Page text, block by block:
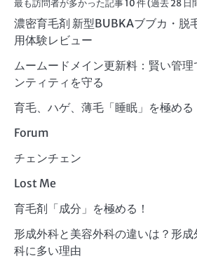
最も訪問者が多かった記事 10 件 (過去 28 日
濃密育毛剤 新型BUBKAブブカ・脱
用体験レビュー
ムームードメイン更新料：賢い管
ンティティを守る
育毛、ハゲ、薄毛「睡眠」を極める
Forum
チェンチェン
Lost Me
育毛剤「成分」を極める！
形成外科と美容外科の違いは？形
科に多い理由